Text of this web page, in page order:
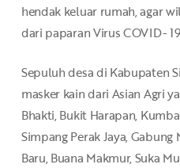
hendak keluar rumah, agar
dari paparan Virus COVID-
Sepuluh desa di Kabupaten
masker kain dari Asian Agri
Bhakti, Bukit Harapan,
Simpang Perak Jaya,
Baru, Buana Makmur, Suka